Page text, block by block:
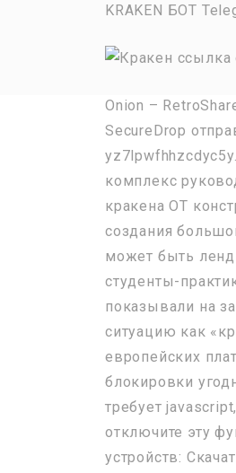
KRAKEN БОТ
Onion –
SecureDrop
комплекс
кракена ОТ
создания
может быть
студенты-
показывали на
ситуацию как
европейских
блокировки
требует
отключите эту
устройств: